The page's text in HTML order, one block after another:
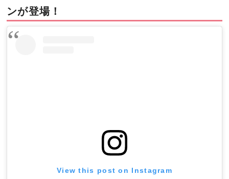
ンが登場！
View this post on Instagram